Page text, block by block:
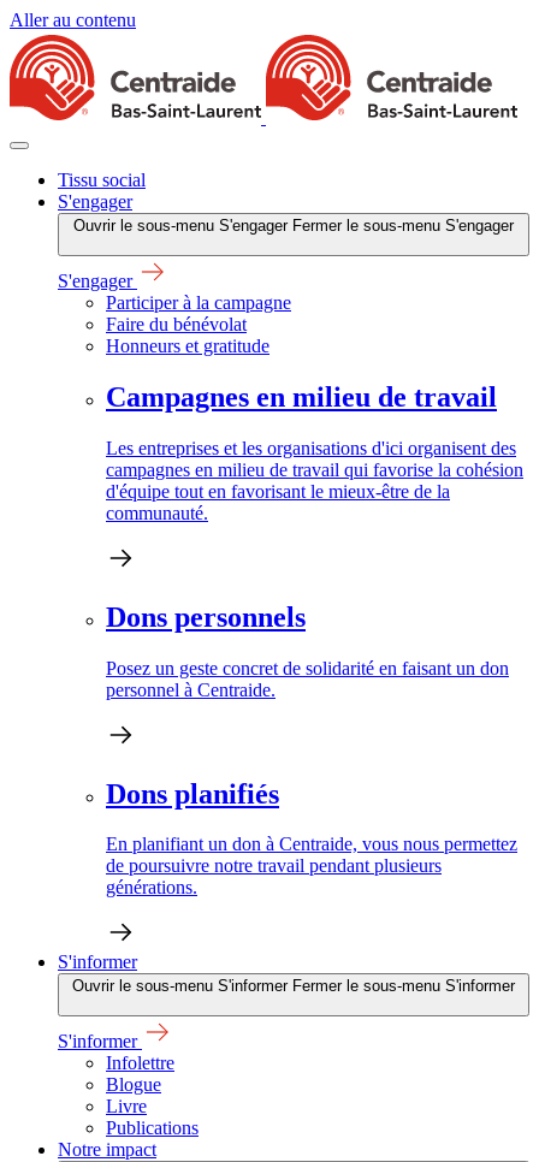
Aller au contenu
Tissu social
S'engager
Ouvrir le sous-menu S'engager Fermer le sous-menu S'engager
S'engager
Participer à la campagne
Faire du bénévolat
Honneurs et gratitude
Campagnes en milieu de travail
Les entreprises et les organisations d'ici organisent des
campagnes en milieu de travail qui favorise la cohésion
d'équipe tout en favorisant le mieux-être de la
communauté.
Dons personnels
Posez un geste concret de solidarité en faisant un don
personnel à Centraide.
Dons planifiés
En planifiant un don à Centraide, vous nous permettez
de poursuivre notre travail pendant plusieurs
générations.
S'informer
Ouvrir le sous-menu S'informer Fermer le sous-menu S'informer
S'informer
Infolettre
Blogue
Livre
Publications
Notre impact